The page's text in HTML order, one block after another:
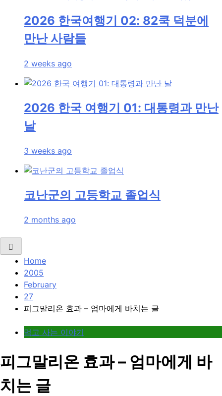
2026 한국여행기 02: 82쿡 덕분에
만난 사람들
2 weeks ago
2026 한국 여행기 01: 대통령과 만난
날
3 weeks ago
코난군의 고등학교 졸업식
2 months ago
Home
2005
February
27
피그말리온 효과 – 엄마에게 바치는 글
먹고 사는 이야기
피그말리온 효과 – 엄마에게 바
치는 글